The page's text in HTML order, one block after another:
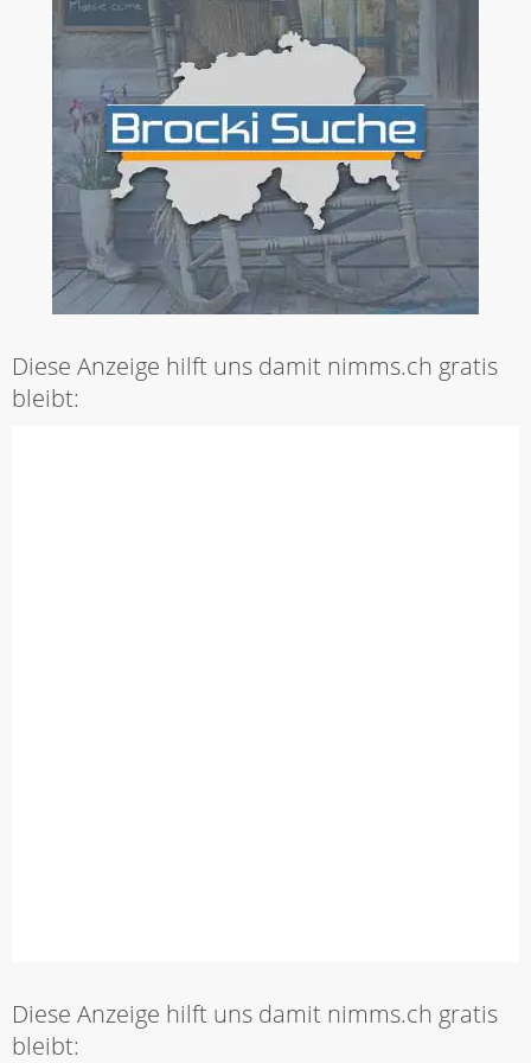
Diese Anzeige hilft uns damit nimms.ch gratis
bleibt:
Diese Anzeige hilft uns damit nimms.ch gratis
bleibt: